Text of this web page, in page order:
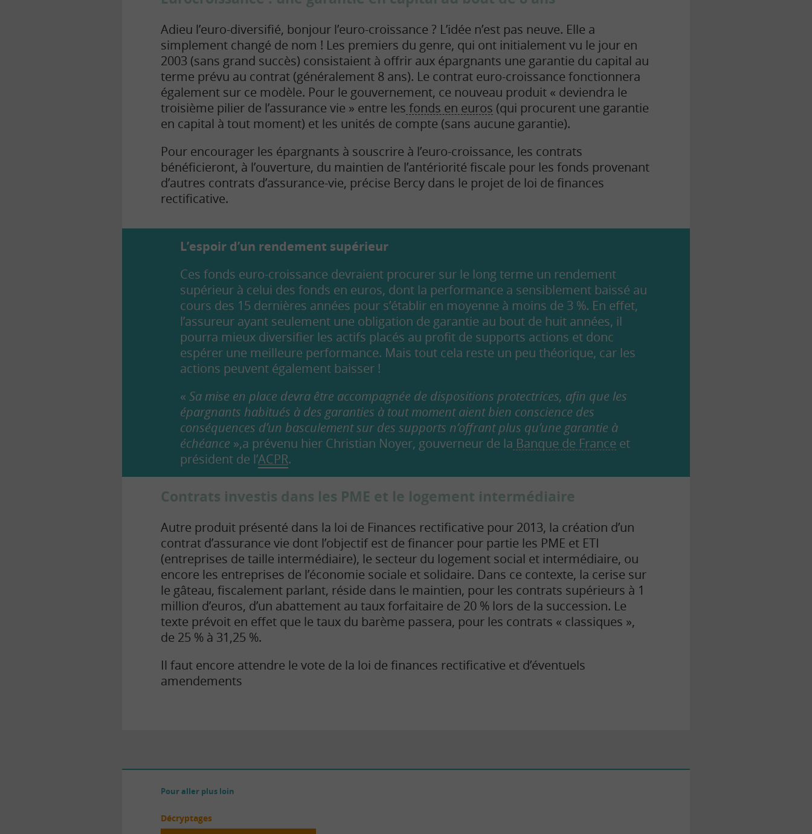
Adieu l’euro-diversifié, bonjour l’euro-croissance ? L’idée n’est pas neuve. Elle a
simplement changé de nom ! Les premiers du genre, qui ont initialement vu le jour en
2003 (sans grand succès) consistaient à offrir aux épargnants une garantie du capital au
terme prévu au contrat (généralement 8 ans). Le contrat euro-croissance fonctionnera
également sur ce modèle. Pour le gouvernement, ce nouveau produit « deviendra le
troisième pilier de l’assurance vie » entre les fonds en euros (qui procurent une garantie
en capital à tout moment) et les unités de compte (sans aucune garantie).
Pour encourager les épargnants à souscrire à l’euro-croissance, les contrats
bénéficieront, à l’ouverture, du maintien de l’antériorité fiscale pour les fonds provenant
d’autres contrats d’assurance-vie, précise Bercy dans le projet de loi de finances
rectificative.
L’espoir d’un rendement supérieur
Ces fonds euro-croissance devraient procurer sur le long terme un rendement
supérieur à celui des fonds en euros, dont la performance a sensiblement baissé au
cours des 15 dernières années pour s’établir en moyenne à moins de 3 %. En effet,
l’assureur ayant seulement une obligation de garantie au bout de huit années, il
pourra mieux diversifier les actifs placés au profit de supports actions et donc
espérer une meilleure performance. Mais tout cela reste un peu théorique, car les
actions peuvent également baisser !
« Sa mise en place devra être accompagnée de dispositions protectrices, afin que les
épargnants habitués à des garanties à tout moment aient bien conscience des
conséquences d’un basculement sur des supports n’offrant plus qu’une garantie à
échéance »,a prévenu hier Christian Noyer, gouverneur de la Banque de France et
président de l’ACPR.
Contrats investis dans les PME et le logement intermédiaire
Autre produit présenté dans la loi de Finances rectificative pour 2013, la création d’un
contrat d’assurance vie dont l’objectif est de financer pour partie les PME et ETI
(entreprises de taille intermédiaire), le secteur du logement social et intermédiaire, ou
encore les entreprises de l’économie sociale et solidaire. Dans ce contexte, la cerise sur
le gâteau, fiscalement parlant, réside dans le maintien, pour les contrats supérieurs à 1
million d’euros, d’un abattement au taux forfaitaire de 20 % lors de la succession. Le
texte prévoit en effet que le taux du barème passera, pour les contrats « classiques »,
de 25 % à 31,25 %.
Il faut encore attendre le vote de la loi de finances rectificative et d’éventuels
amendements
Pour aller plus loin
Décryptages